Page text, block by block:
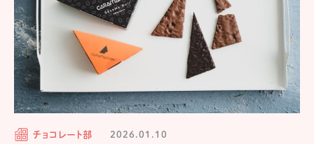
チョコレート部 2026.01.10